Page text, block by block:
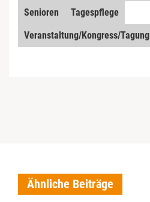
Senioren
Tagespflege
Veranstaltung/Kongress/Tagung
Ähnliche Beiträge